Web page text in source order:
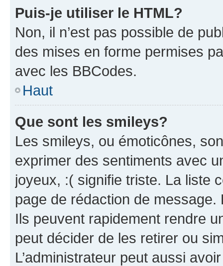
Puis-je utiliser le HTML?
Non, il n’est pas possible de
des mises en forme permises
avec les BBCodes.
Haut
Que sont les smileys?
Les smileys, ou émoticônes,
exprimer des sentiments avec
joyeux, :( signifie triste. La liste
page de rédaction de
Ils peuvent rapidement rendre
peut décider de les retirer ou
L’administrateur peut aussi